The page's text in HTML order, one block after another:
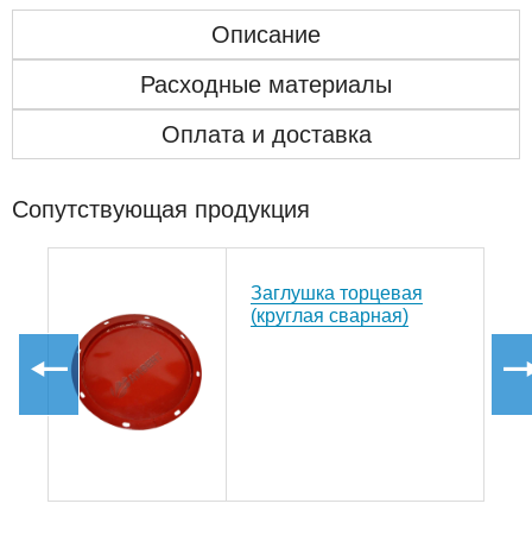
Описание
Расходные материалы
Оплата и доставка
Сопутствующая продукция
Заглушка торцевая
(круглая сварная)